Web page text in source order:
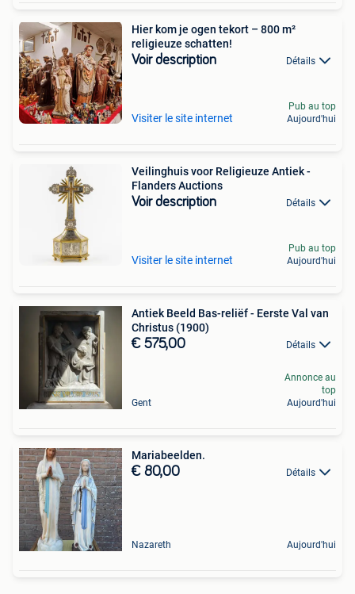
Hier kom je ogen tekort – 800 m²
religieuze schatten!
Voir description Détails
Visiter le site internet
Pub au top
Aujourd'hui
Veilinghuis voor Religieuze Antiek -
Flanders Auctions
Voir description Détails
Visiter le site internet
Pub au top
Aujourd'hui
Antiek Beeld Bas-reliëf - Eerste Val van
Christus (1900)
€ 575,00 Détails
Gent
Annonce au
top
Aujourd'hui
Mariabeelden.
€ 80,00 Détails
Nazareth Aujourd'hui